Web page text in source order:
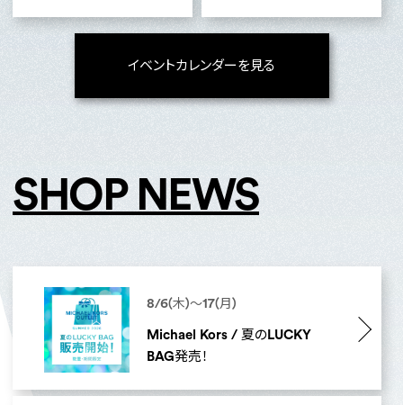
イベントカレンダーを見る
SHOP NEWS
8/6(木)～17(月)
Michael Kors / 夏のLUCKY
BAG発売！